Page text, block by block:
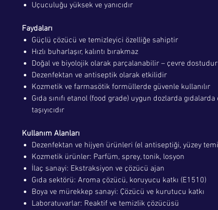
Uçuculuğu yüksek ve yanıcıdır
Faydaları
Güçlü çözücü ve temizleyici özelliğe sahiptir
Hızlı buharlaşır, kalıntı bırakmaz
Doğal ve biyolojik olarak parçalanabilir – çevre dostudur
Dezenfektan ve antiseptik olarak etkilidir
Kozmetik ve farmasötik formüllerde güvenle kullanılır
Gıda sınıfı etanol (food grade) uygun dozlarda
taşıyıcıdır
Kullanım Alanları
Dezenfektan ve hijyen ürünleri (el antiseptiği, yüzey
Kozmetik ürünler: Parfüm, sprey, tonik, losyon
İlaç sanayi: Ekstraksiyon ve çözücü ajan
Gıda sektörü: Aroma çözücü, koruyucu katkı (E1510)
Boya ve mürekkep sanayi: Çözücü ve kurutucu katkı
Laboratuvarlar: Reaktif ve temizlik çözücüsü